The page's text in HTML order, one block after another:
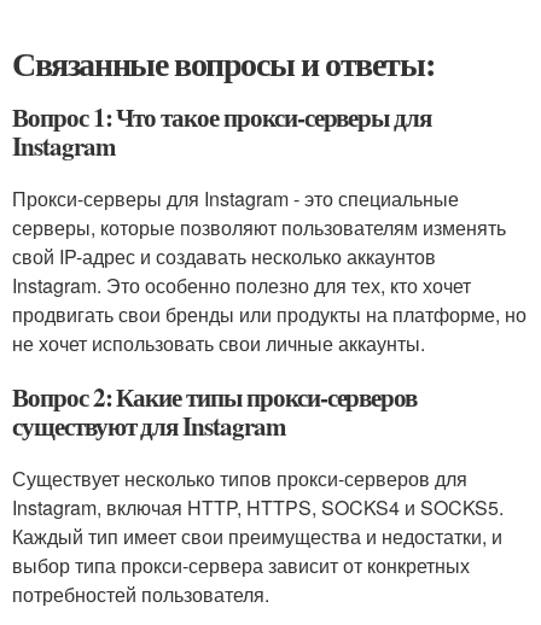
Связанные вопросы и ответы:
Вопрос 1: Что такое прокси-серверы для
Instagram
Прокси-серверы для Instagram - это специальные
серверы, которые позволяют пользователям изменять
свой IP-адрес и создавать несколько аккаунтов
Instagram. Это особенно полезно для тех, кто хочет
продвигать свои бренды или продукты на платформе, но
не хочет использовать свои личные аккаунты.
Вопрос 2: Какие типы прокси-серверов
существуют для Instagram
Существует несколько типов прокси-серверов для
Instagram, включая HTTP, HTTPS, SOCKS4 и SOCKS5.
Каждый тип имеет свои преимущества и недостатки, и
выбор типа прокси-сервера зависит от конкретных
потребностей пользователя.